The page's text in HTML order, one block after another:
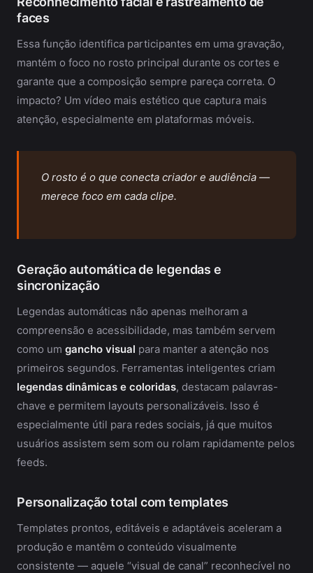
faces
Essa função identifica participantes em uma gravação,
mantém o foco no rosto principal durante os cortes e
garante que a composição sempre pareça correta. O
impacto? Um vídeo mais estético que captura mais
atenção, especialmente em plataformas móveis.
O rosto é o que conecta criador e audiência —
merece foco em cada clipe.
Geração automática de legendas e
sincronização
Legendas automáticas não apenas melhoram a
compreensão e acessibilidade, mas também servem
como um gancho visual para manter a atenção nos
primeiros segundos. Ferramentas inteligentes criam
legendas dinâmicas e coloridas, destacam palavras-
chave e permitem layouts personalizáveis. Isso é
especialmente útil para redes sociais, já que muitos
usuários assistem sem som ou rolam rapidamente pelos
feeds.
Personalização total com templates
Templates prontos, editáveis e adaptáveis aceleram a
produção e mantêm o conteúdo visualmente
consistente — aquele “visual de canal” reconhecível no